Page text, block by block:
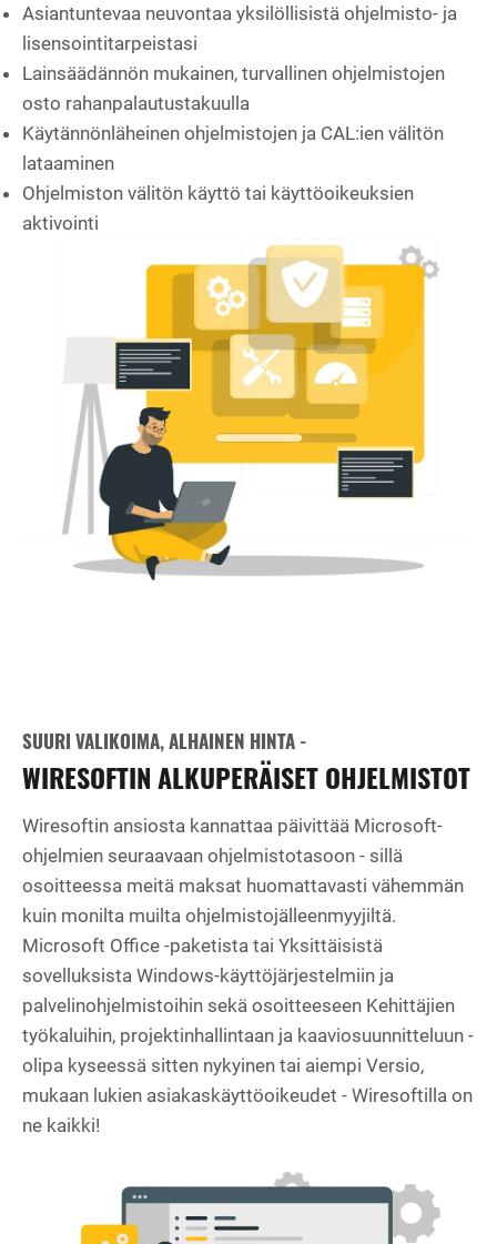
Asiantuntevaa neuvontaa yksilöllisistä ohjelmisto- ja
lisensointitarpeistasi
Lainsäädännön mukainen, turvallinen ohjelmistojen
osto rahanpalautustakuulla
Käytännönläheinen ohjelmistojen ja CAL:ien välitön
lataaminen
Ohjelmiston välitön käyttö tai käyttöoikeuksien
aktivointi
SUURI VALIKOIMA, ALHAINEN HINTA -
WIRESOFTIN ALKUPERÄISET OHJELMISTOT
Wiresoftin ansiosta kannattaa päivittää Microsoft-
ohjelmien seuraavaan ohjelmistotasoon - sillä
osoitteessa meitä maksat huomattavasti vähemmän
kuin monilta muilta ohjelmistojälleenmyyjiltä.
Microsoft Office -paketista tai Yksittäisistä
sovelluksista Windows-käyttöjärjestelmiin ja
palvelinohjelmistoihin sekä osoitteeseen Kehittäjien
työkaluihin, projektinhallintaan ja kaaviosuunnitteluun -
olipa kyseessä sitten nykyinen tai aiempi Versio,
mukaan lukien asiakaskäyttöoikeudet - Wiresoftilla on
ne kaikki!